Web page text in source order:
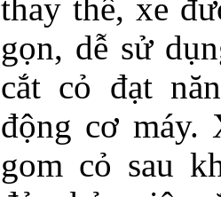
thay thế, xe
gọn, dễ sử
cắt cỏ đạt
động cơ máy.
gom cỏ sau